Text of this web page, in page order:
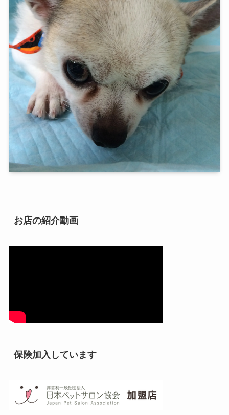
お店の紹介動画
保険加入しています